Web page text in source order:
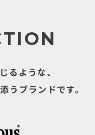
るような、
うブランドです。